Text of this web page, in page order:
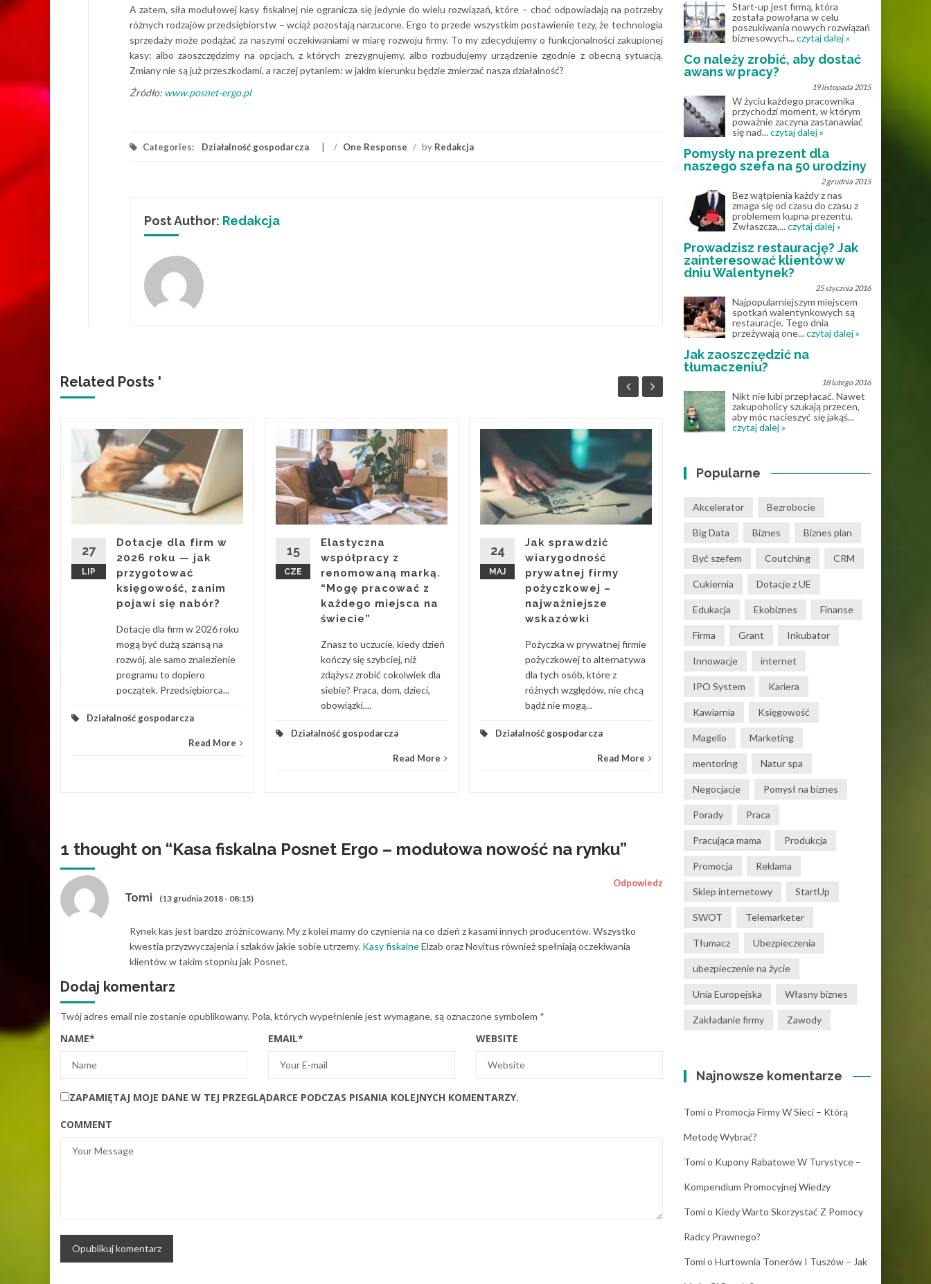
A zatem, siła modułowej kasy fiskalnej nie ogranicza się jedynie do wielu rozwiązań, które – choć odpowiadają na potrzeby
różnych rodzajów przedsiębiorstw – wciąż pozostają narzucone. Ergo to przede wszystkim postawienie tezy, że technologia
sprzedaży może podążać za naszymi oczekiwaniami w miarę rozwoju firmy. To my zdecydujemy o funkcjonalności zakupionej
kasy: albo zaoszczędzimy na opcjach, z których zrezygnujemy, albo rozbudujemy urządzenie zgodnie z obecną sytuacją.
Zmiany nie są już przeszkodami, a raczej pytaniem: w jakim kierunku będzie zmierzać nasza działalność?
Źródło: www.posnet-ergo.pl
Categories: Działalność gospodarcza / One Response / by Redakcja
Post Author: Redakcja
Related Posts '
27
LIP
Dotacje dla firm w
2026 roku — jak
przygotować
księgowość, zanim
pojawi się nabór?
Dotacje dla firm w 2026 roku
mogą być dużą szansą na
rozwój, ale samo znalezienie
programu to dopiero
początek. Przedsiębiorca...
Działalność gospodarcza
Read More
15
CZE
Elastyczna
współpracy z
renomowaną marką.
“Mogę pracować z
każdego miejsca na
świecie”
Znasz to uczucie, kiedy dzień
kończy się szybciej, niż
zdążysz zrobić cokolwiek dla
siebie? Praca, dom, dzieci,
obowiązki,...
Działalność gospodarcza
Read More
24
MAJ
Jak sprawdzić
wiarygodność
prywatnej firmy
pożyczkowej –
najważniejsze
wskazówki
Pożyczka w prywatnej firmie
pożyczkowej to alternatywa
dla tych osób, które z
różnych względów, nie chcą
bądź nie mogą...
Działalność gospodarcza
Read More
KWI
działa w praktyce?
Obieg dokumentacji w firmie
segregatorach i „ustnych
jest mały to...
Działalność gospodarcza
Read More
1 thought on “Kasa fiskalna Posnet Ergo – modułowa nowość na rynku”
Tomi (13 grudnia 2018 - 08:15)
Odpowiedz
Rynek kas jest bardzo zróżnicowany. My z kolei mamy do czynienia na co dzień z kasami innych producentów. Wszystko
kwestia przyzwyczajenia i szlaków jakie sobie utrzemy. Kasy fiskalneElzab oraz Novitus również spełniają oczekiwania
klientów w takim stopniu jak Posnet.
Dodaj komentarz
Twój adres email nie zostanie opublikowany. Pola, których wypełnienie jest wymagane, są oznaczone symbolem *
NAME* EMAIL* WEBSITE
ZAPAMIĘTAJ MOJE DANE W TEJ PRZEGLĄDARCE PODCZAS PISANIA KOLEJNYCH KOMENTARZY.
COMMENT
Start-up jest firmą, która
została powołana w celu
poszukiwania nowych rozwiązań
biznesowych...czytaj dalej »
Co należy zrobić, aby dostać
awans w pracy?
19 listopada 2015
W życiu każdego pracownika
przychodzi moment, w którym
poważnie zaczyna zastanawiać
się nad...czytaj dalej »
Pomysły na prezent dla
naszego szefa na 50 urodziny
2 grudnia 2015
Bez wątpienia każdy z nas
zmaga się od czasu do czasu z
problemem kupna prezentu.
Zwłaszcza,...czytaj dalej »
Prowadzisz restaurację? Jak
zainteresować klientów w
dniu Walentynek?
25 stycznia 2016
Najpopularniejszym miejscem
spotkań walentynkowych są
restauracje. Tego dnia
przeżywają one...czytaj dalej »
Jak zaoszczędzić na
tłumaczeniu?
18 lutego 2016
Nikt nie lubi przepłacać. Nawet
zakupoholicy szukają przecen,
aby móc nacieszyć się jakąś...
czytaj dalej »
Popularne
Akcelerator Bezrobocie
Big Data Biznes Biznes plan
Być szefem Coutching CRM
Cukiernia Dotacje z UE
Edukacja Ekobiznes Finanse
Firma Grant Inkubator
Innowacje internet
IPO System Kariera
Kawiarnia Księgowość
Magello Marketing
mentoring Natur spa
Negocjacje Pomysł na biznes
Porady Praca
Pracująca mama Produkcja
Promocja Reklama
Sklep internetowy StartUp
SWOT Telemarketer
Tłumacz Ubezpieczenia
ubezpieczenie na życie
Unia Europejska Własny biznes
Zakładanie firmy Zawody
Najnowsze komentarze
Tomio Promocja Firmy W Sieci – Którą
Metodę Wybrać?
Tomio Kupony Rabatowe W Turystyce –
Kompendium Promocyjnej Wiedzy
Tomio Kiedy Warto Skorzystać Z Pomocy
Radcy Prawnego?
Tomio Hurtownia Tonerów I Tuszów – Jak